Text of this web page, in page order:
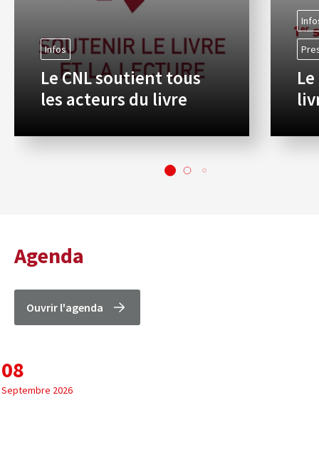
Infos
Le CNL soutient tous
les acteurs du livre
Agenda
Ouvrir l'agenda
08
Septembre 2026